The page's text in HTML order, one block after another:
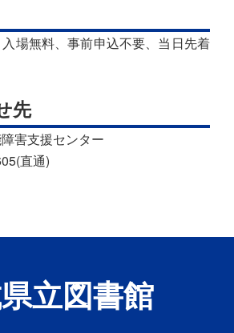
場無料、事前申込不要、当日先着
先
害支援センター
直通)
立図書館